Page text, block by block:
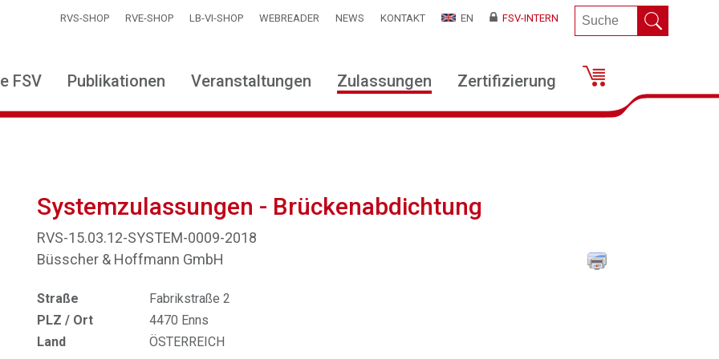
RVS-SHOP RVE-SHOP LB-VI-SHOP WEBREADER NEWS KONTAKT EN FSV-INTERN
FSV Publikationen Veranstaltungen Zulassungen Zertifizierung
Systemzulassungen - Brückenabdichtung
RVS-15.03.12-SYSTEM-0009-2018
Büsscher & Hoffmann GmbH
Straße
Fabrikstraße 2
PLZ / Ort
4470 Enns
Land
ÖSTERREICH